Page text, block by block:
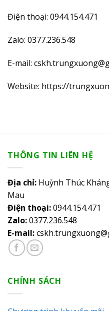
Điện thoại: 0944.154.471
Zalo: 0377.236.548
E-mail:
Website: https://
THÔNG TIN LIÊN HỆ
Địa chỉ: Huỳnh Thúc
Mau
Điện thoại:0944.154.471
Zalo:0377.236.548
E-mail:
CHÍNH SÁCH